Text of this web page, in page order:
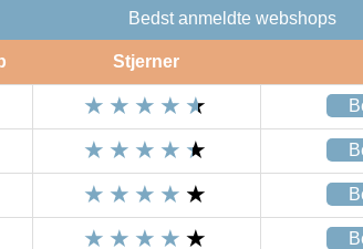
Bedst anmeldte webshops
Stjerner